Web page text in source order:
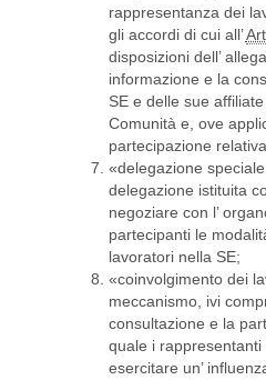
rappresentanza dei
gli accordi di cui all’Art.
disposizioni dell’
informazione e la
SE e delle sue
Comunità e, ove
partecipazione
«delegazione
delegazione istituita
negoziare con l’
partecipanti le
lavoratori nella SE;
«coinvolgimento dei
meccanismo, ivi
consultazione e la
quale i
esercitare un’